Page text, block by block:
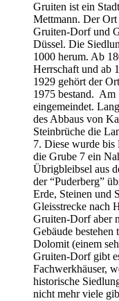
Gruiten ist ein
Mettmann. Der Ort
Gruiten-Dorf und
Düssel. Die
1000 herum. Ab
Herrschaft und ab
1929 gehört der
1975 bestand. Am
eingemeindet.
des Abbaus von
Steinbrüche die
7. Diese wurde bis
die Grube 7 ein
Übrigbleibsel aus
der “Puderberg”
Erde, Steinen und
Gleisstrecke nach
Gruiten-Dorf aber
Gebäude bestehen
Dolomit (einem
Gruiten-Dorf gibt
Fachwerkhäuser,
historische
nicht mehr viele